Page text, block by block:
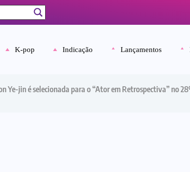
K-pop Indicação Lançamentos
Ye-jin é selecionada para o “Ator em Retrospectiva” no